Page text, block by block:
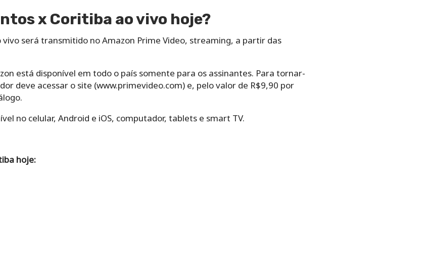
x Coritiba ao vivo hoje?
vivo será transmitido no Amazon Prime Video, streaming, a partir das
está disponível em todo o país somente para os assinantes. Para tornar-
deve acessar o site (www.primevideo.com) e, pelo valor de R$9,90 por
no celular, Android e iOS, computador, tablets e smart TV.
hoje: